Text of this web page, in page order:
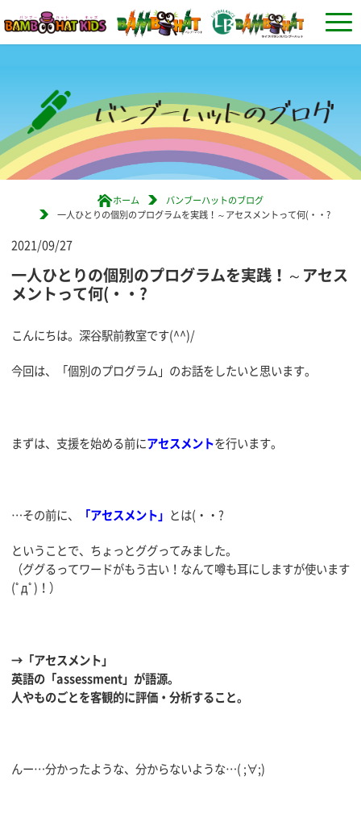
ホーム
バンブーハットのブログ
一人ひとりの個別のプログラムを実践！～アセスメントって何(・・?
2021/09/27
一人ひとりの個別のプログラムを実践！～アセス
メントって何(・・?
こんにちは。深谷駅前教室です(^^)/
今回は、「個別のプログラム」のお話をしたいと思います。
まずは、支援を始める前にアセスメントを行います。
…その前に、 「アセスメント」 とは(・・?
ということで、ちょっとググってみました。
（ググるってワードがもう古い！なんて噂も耳にしますが使います
(ﾟдﾟ)！）
→「アセスメント」
英語の「assessment」が語源。
人やものごとを客観的に評価・分析すること。
んー…分かったような、分からないような…( ;∀;)